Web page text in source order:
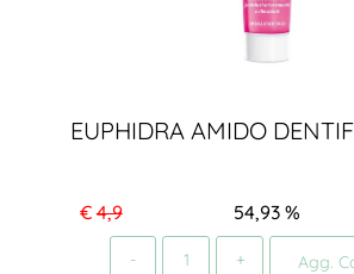
EUPHIDRA AMIDO
€4,9 %
54,93
Agg.